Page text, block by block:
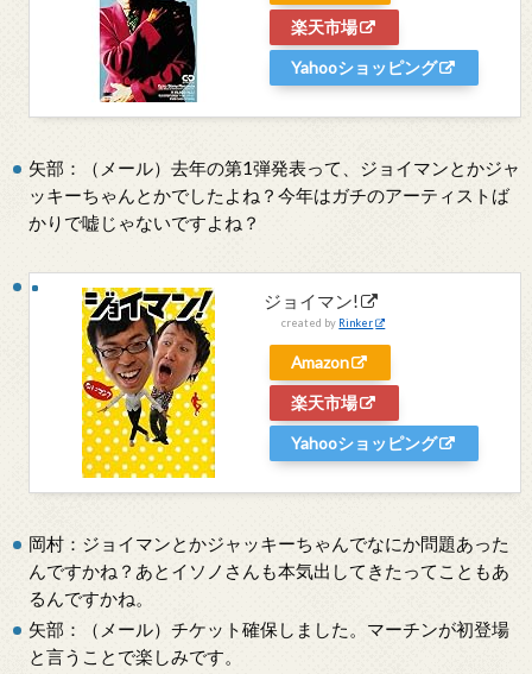
楽天市場
Yahooショッピング
矢部：（メール）去年の第1弾発表って、ジョイマンとかジャ
ッキーちゃんとかでしたよね？今年はガチのアーティストば
かりで嘘じゃないですよね？
ジョイマン!
created by Rinker
Amazon
楽天市場
Yahooショッピング
岡村：ジョイマンとかジャッキーちゃんでなにか問題あった
んですかね？あとイソノさんも本気出してきたってこともあ
るんですかね。
矢部：（メール）チケット確保しました。マーチンが初登場
と言うことで楽しみです。